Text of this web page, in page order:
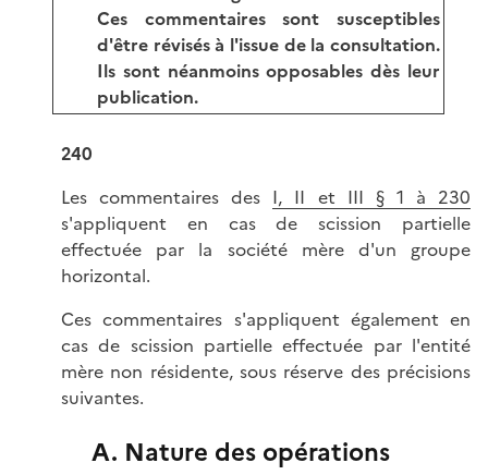
Ces commentaires sont susceptibles
d'être révisés à l'issue de la consultation.
Ils sont néanmoins opposables dès leur
publication.
240
Les commentaires des I, II et III § 1 à 230
s'appliquent en cas de scission partielle
effectuée par la société mère d'un groupe
horizontal.
Ces commentaires s'appliquent également en
cas de scission partielle effectuée par l'entité
mère non résidente, sous réserve des précisions
suivantes.
A. Nature des opérations